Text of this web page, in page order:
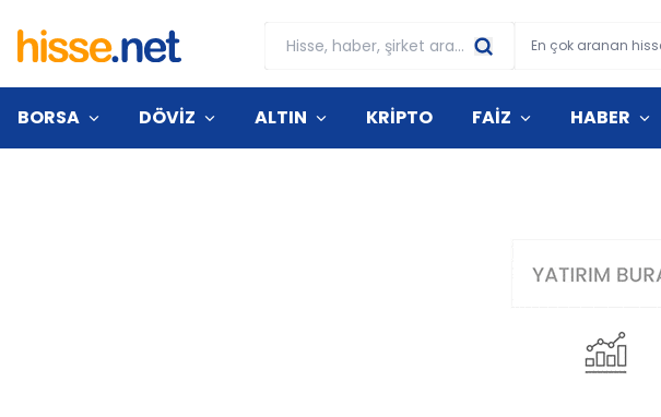
En çok aranan
BORSA DÖVİZ ALTIN KRİPTO FAİZ HABER